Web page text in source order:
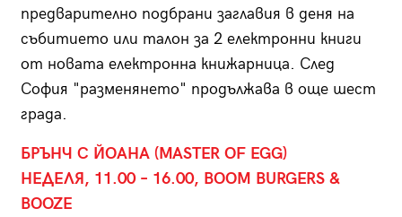
предварително подбрани заглавия в деня на
събитието или талон за 2 електронни книги
от новата електронна книжарница. След
София "разменянето" продължава в още шест
града.
БРЪНЧ С ЙОАНА (MASTER OF EGG)
НЕДЕЛЯ, 11.00 – 16.00, BOOM BURGERS &
BOOZE